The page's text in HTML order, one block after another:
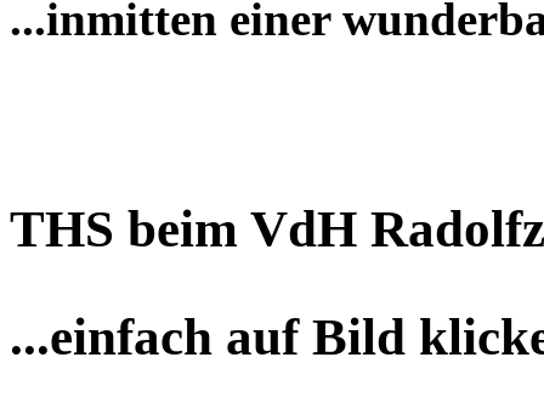
...inmitten einer
THS beim VdH
...einfach auf Bild